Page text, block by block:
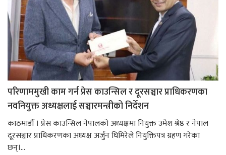
परिणाममुखी काम गर्न प्रेस काउन्सिल र दूरसञ्चार प्राधिकरणका
नवनियुक्त अध्यक्षलाई सञ्चारमन्त्रीको निर्देशन
काठमाडौँ । प्रेस काउन्सिल नेपालको अध्यक्षमा नियुक्त उमेश श्रेष्ठ र नेपाल
दूरसञ्चार प्राधिकरणका अध्यक्ष अर्जुन घिमिरेले नियुक्तिपत्र ग्रहण गरेका
छन्।...